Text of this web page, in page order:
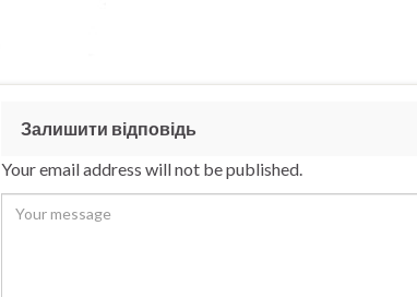
Залишити відповідь
Your email address will not be published.